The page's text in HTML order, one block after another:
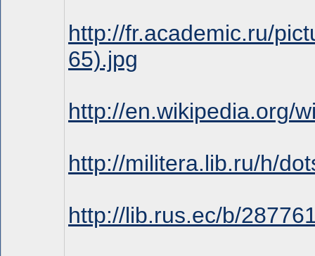
http://fr.academic.ru/
65).jpg
http://en.wikipedia.org/
http://militera.lib.ru/h/
http://lib.rus.ec/b/